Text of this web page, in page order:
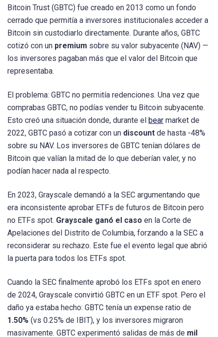
Bitcoin Trust (GBTC) fue creado en 2013 como un fondo
cerrado que permitía a inversores institucionales acceder a
Bitcoin sin custodiarlo directamente. Durante años, GBTC
cotizó con un premium sobre su valor subyacente (NAV) —
los inversores pagaban más que el valor del Bitcoin que
representaba.
El problema: GBTC no permitía redenciones. Una vez que
comprabas GBTC, no podías vender tu Bitcoin subyacente.
Esto creó una situación donde, durante el bear market de
2022, GBTC pasó a cotizar con un discount de hasta -48%
sobre su NAV. Los inversores de GBTC tenían dólares de
Bitcoin que valían la mitad de lo que deberían valer, y no
podían hacer nada al respecto.
En 2023, Grayscale demandó a la SEC argumentando que
era inconsistente aprobar ETFs de futuros de Bitcoin pero
no ETFs spot. Grayscale ganó el caso en la Corte de
Apelaciones del Distrito de Columbia, forzando a la SEC a
reconsiderar su rechazo. Este fue el evento legal que abrió
la puerta para todos los ETFs spot.
Cuando la SEC finalmente aprobó los ETFs spot en enero
de 2024, Grayscale convirtió GBTC en un ETF spot. Pero el
daño ya estaba hecho: GBTC tenía un expense ratio de
1.50% (vs 0.25% de IBIT), y los inversores migraron
masivamente. GBTC experimentó salidas de más de mil